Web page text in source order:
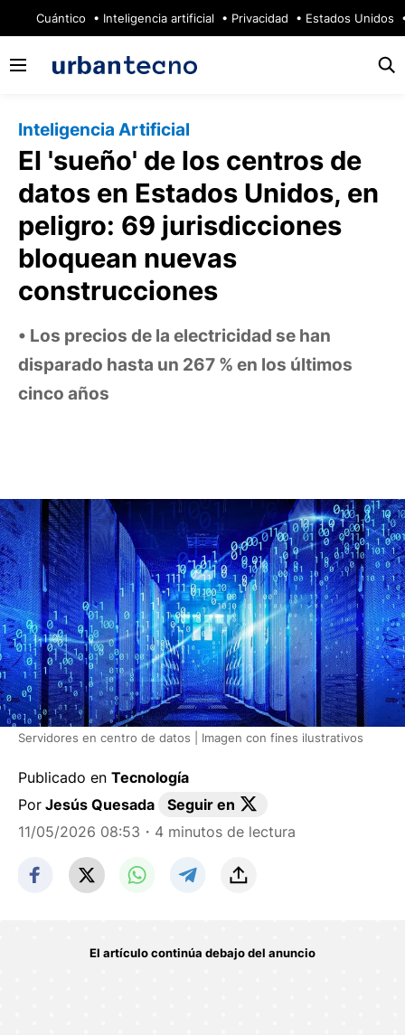
Cuántico Inteligencia artificial Privacidad Estados Unidos
Inteligencia Artificial
El 'sueño' de los centros de
datos en Estados Unidos, en
peligro: 69 jurisdicciones
bloquean nuevas
construcciones
Los precios de la electricidad se han
disparado hasta un 267 % en los últimos
cinco años
Servidores en centro de datos | Imagen con fines ilustrativos
Publicado en Tecnología
Por Jesús Quesada
Seguir en
11/05/2026 08:53 ・4 minutos de lectura